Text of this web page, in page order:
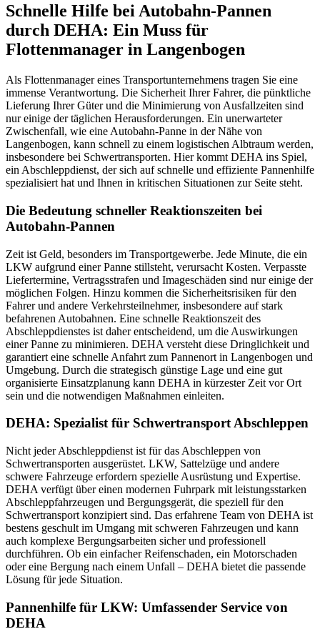
Schnelle Hilfe bei Autobahn-Pannen
durch DEHA: Ein Muss für
Flottenmanager in Langenbogen
Als Flottenmanager eines Transportunternehmens tragen Sie eine
immense Verantwortung. Die Sicherheit Ihrer Fahrer, die pünktliche
Lieferung Ihrer Güter und die Minimierung von Ausfallzeiten sind
nur einige der täglichen Herausforderungen. Ein unerwarteter
Zwischenfall, wie eine Autobahn-Panne in der Nähe von
Langenbogen, kann schnell zu einem logistischen Albtraum werden,
insbesondere bei Schwertransporten. Hier kommt DEHA ins Spiel,
ein Abschleppdienst, der sich auf schnelle und effiziente Pannenhilfe
spezialisiert hat und Ihnen in kritischen Situationen zur Seite steht.
Die Bedeutung schneller Reaktionszeiten bei
Autobahn-Pannen
Zeit ist Geld, besonders im Transportgewerbe. Jede Minute, die ein
LKW aufgrund einer Panne stillsteht, verursacht Kosten. Verpasste
Liefertermine, Vertragsstrafen und Imageschäden sind nur einige der
möglichen Folgen. Hinzu kommen die Sicherheitsrisiken für den
Fahrer und andere Verkehrsteilnehmer, insbesondere auf stark
befahrenen Autobahnen. Eine schnelle Reaktionszeit des
Abschleppdienstes ist daher entscheidend, um die Auswirkungen
einer Panne zu minimieren. DEHA versteht diese Dringlichkeit und
garantiert eine schnelle Anfahrt zum Pannenort in Langenbogen und
Umgebung. Durch die strategisch günstige Lage und eine gut
organisierte Einsatzplanung kann DEHA in kürzester Zeit vor Ort
sein und die notwendigen Maßnahmen einleiten.
DEHA: Spezialist für Schwertransport Abschleppen
Nicht jeder Abschleppdienst ist für das Abschleppen von
Schwertransporten ausgerüstet. LKW, Sattelzüge und andere
schwere Fahrzeuge erfordern spezielle Ausrüstung und Expertise.
DEHA verfügt über einen modernen Fuhrpark mit leistungsstarken
Abschleppfahrzeugen und Bergungsgerät, die speziell für den
Schwertransport konzipiert sind. Das erfahrene Team von DEHA ist
bestens geschult im Umgang mit schweren Fahrzeugen und kann
auch komplexe Bergungsarbeiten sicher und professionell
durchführen. Ob ein einfacher Reifenschaden, ein Motorschaden
oder eine Bergung nach einem Unfall – DEHA bietet die passende
Lösung für jede Situation.
Pannenhilfe für LKW: Umfassender Service von
DEHA